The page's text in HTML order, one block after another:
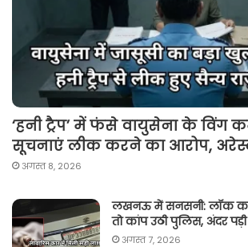
‘हनी ट्रैप’ में फंसे वायुसेना के विंग
सूचनाएं लीक करने का आरोप,
अगस्त 8, 2026
लखनऊ में सनसनी: लॉक
तो कांप उठी पुलिस, अंदर
अगस्त 7, 2026